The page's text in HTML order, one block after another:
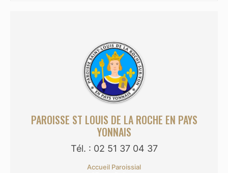
PAROISSE ST LOUIS DE LA ROCHE EN PAYS
YONNAIS
Tél. : 02 51 37 04 37
Accueil Paroissial